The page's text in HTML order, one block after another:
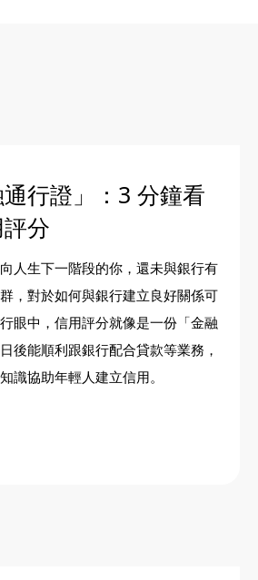
行證」：3 分鐘看
分
人生下一階段的你，還未與銀行有
，對於如何與銀行建立良好關係可
眼中，信用評分就像是一份「金融
後能順利跟銀行配合貸款等業務，
識協助年輕人建立信用。